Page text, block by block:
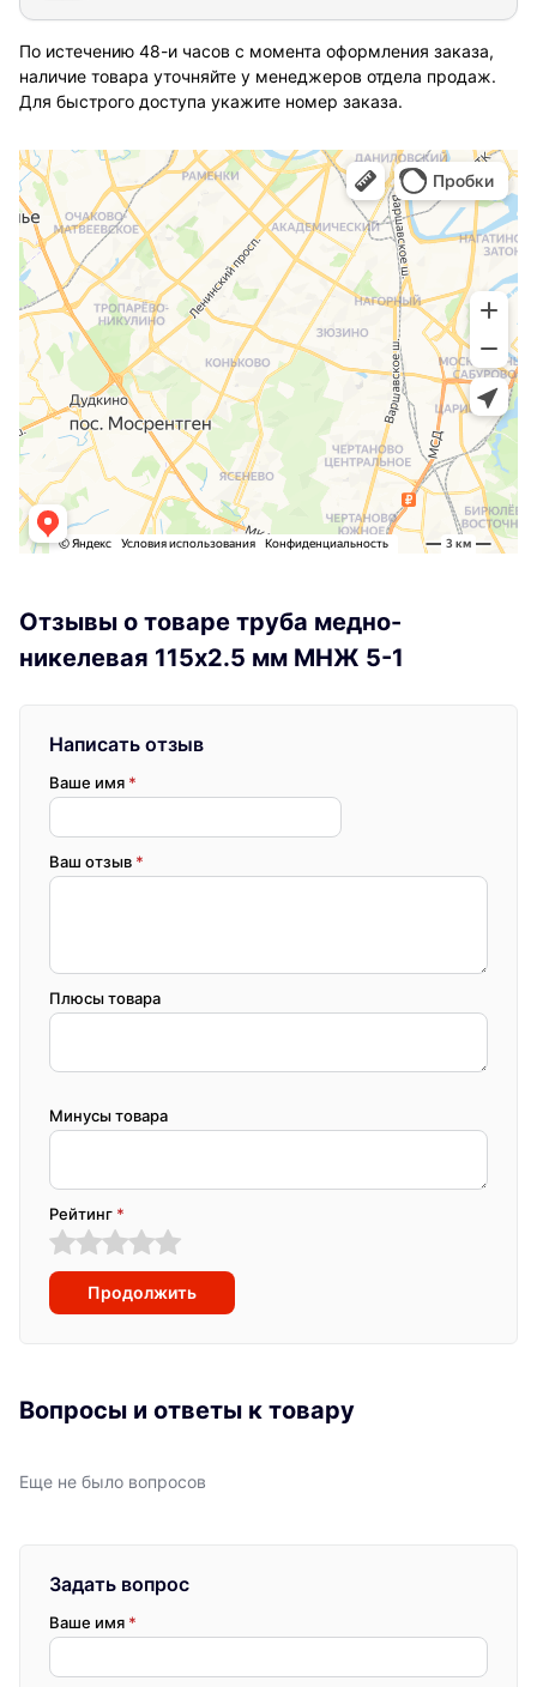
По истечению 48-и часов с момента оформления заказа,
наличие товара уточняйте у менеджеров отдела продаж.
Для быстрого доступа укажите номер заказа.
Отзывы о товаре труба медно-
никелевая 115х2.5 мм МНЖ 5-1
Написать отзыв
Ваше имя *
Ваш отзыв *
Плюсы товара
Минусы товара
Рейтинг *
Продолжить
Вопросы и ответы к товару
Еще не было вопросов
Задать вопрос
Ваше имя *